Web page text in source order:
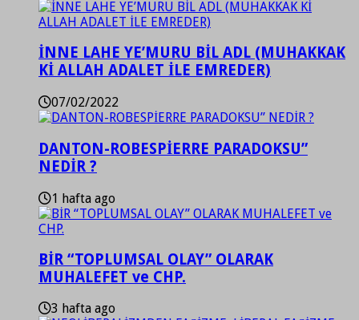
İNNE LAHE YE’MURU BİL ADL (MUHAKKAK
Kİ ALLAH ADALET İLE EMREDER)
07/02/2022
DANTON-ROBESPİERRE PARADOKSU”
NEDİR ?
1 hafta ago
BİR “TOPLUMSAL OLAY” OLARAK
MUHALEFET ve CHP.
3 hafta ago